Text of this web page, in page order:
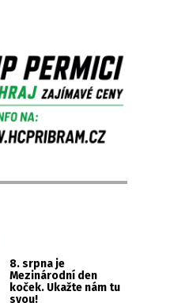
8. srpna je
Mezinárodní den
koček. Ukažte nám tu
svou!